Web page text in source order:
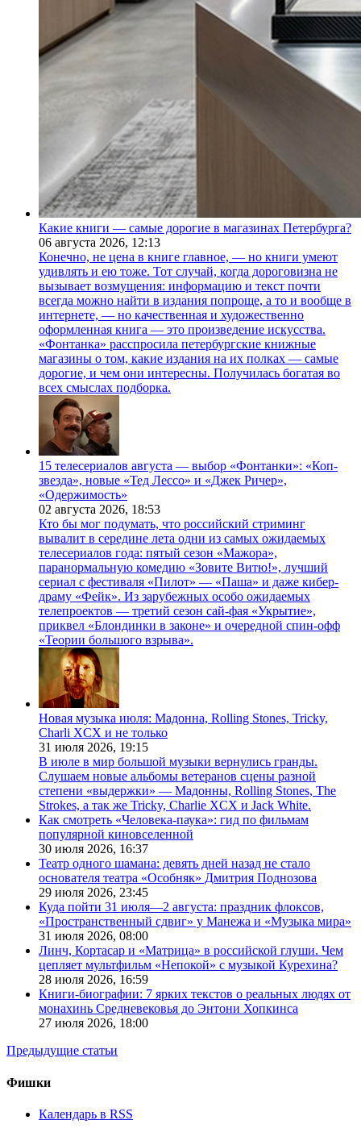
Какие книги — самые дорогие в магазинах Петербурга?
06 августа 2026, 12:13
Конечно, не цена в книге главное, — но книги умеют
удивлять и ею тоже. Тот случай, когда дороговизна не
вызывает возмущения: информацию и текст почти
всегда можно найти в издания попроще, а то и вообще в
интернете, — но качественная и художественно
оформленная книга — это произведение искусства.
«Фонтанка» расспросила петербургские книжные
магазины о том, какие издания на их полках — самые
дорогие, и чем они интересны. Получилась богатая во
всех смыслах подборка.
15 телесериалов августа — выбор «Фонтанки»: «Коп-
звезда», новые «Тед Лессо» и «Джек Ричер»,
«Одержимость»
02 августа 2026, 18:53
Кто бы мог подумать, что российский стриминг
вывалит в середине лета одни из самых ожидаемых
телесериалов года: пятый сезон «Мажора»,
паранормальную комедию «Зовите Витю!», лучший
сериал с фестиваля «Пилот» — «Паша» и даже кибер-
драму «Фейк». Из зарубежных особо ожидаемых
телепроектов — третий сезон сай-фая «Укрытие»,
приквел «Блондинки в законе» и очередной спин-офф
«Теории большого взрыва».
Новая музыка июля: Мадонна, Rolling Stones, Tricky,
Charli XCX и не только
31 июля 2026, 19:15
В июле в мир большой музыки вернулись гранды.
Слушаем новые альбомы ветеранов сцены разной
степени «выдержки» — Мадонны, Rolling Stones, The
Strokes, а так же Tricky, Charlie XCX и Jack White.
Как смотреть «Человека-паука»: гид по фильмам
популярной киновселенной
30 июля 2026, 16:37
Театр одного шамана: девять дней назад не стало
основателя театра «Особняк» Дмитрия Поднозова
29 июля 2026, 23:45
Куда пойти 31 июля—2 августа: праздник флоксов,
«Пространственный сдвиг» у Манежа и «Музыка мира»
31 июля 2026, 08:00
Линч, Кортасар и «Матрица» в российской глуши. Чем
цепляет мультфильм «Непокой» с музыкой Курехина?
28 июля 2026, 16:59
Книги-биографии: 7 ярких текстов о реальных людях от
монахинь Средневековья до Энтони Хопкинса
27 июля 2026, 18:00
Предыдущие статьи
Фишки
Календарь в RSS